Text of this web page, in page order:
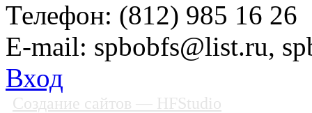
Телефон: (812) 985 16 26
E-mail: spbobfs@list.ru,
Вход
Создание сайтов — HFStudio